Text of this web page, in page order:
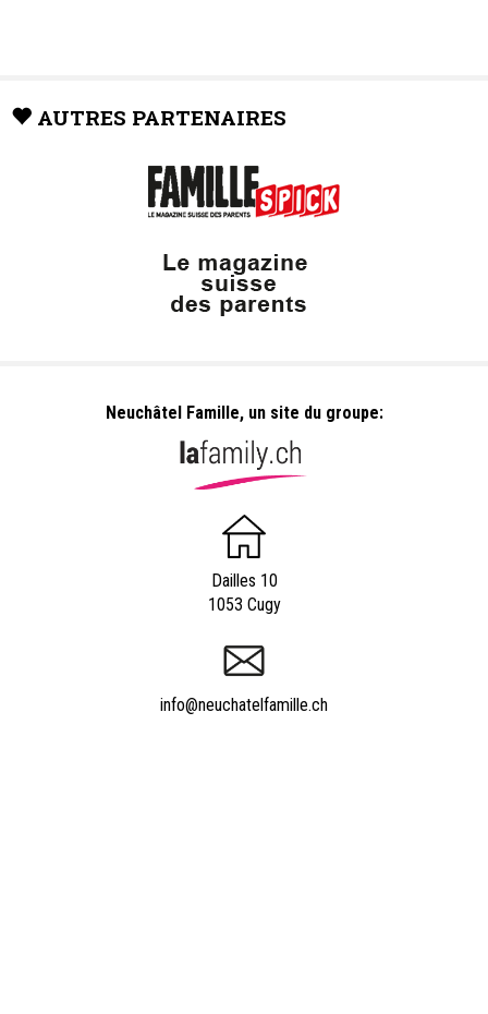
AUTRES PARTENAIRES
Neuchâtel Famille, un site du groupe:
Dailles 10
1053 Cugy
info@neuchatelfamille.ch